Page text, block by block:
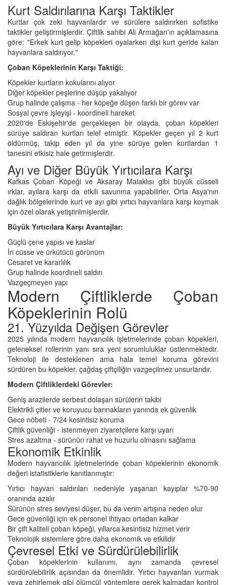
Kurt Saldırılarına Karşı Taktikler
Kurtlar çok zeki hayvanlardır ve sürülere saldırırken sofistike
taktikler geliştirmişlerdir. Çiftlik sahibi Ali Armağan'ın açıklamasına
göre: "Erkek kurt gelip köpekleri oyalarken dişi kurt geride kalan
hayvanlara saldırıyor."
Çoban Köpeklerinin Karşı Taktiği:
Köpekler kurtların kokularını alıyor
Diğer köpekler peşlerine düşüp yakalıyor
Grup halinde çalışma - her köpeğe düşen farklı bir görev var
Sosyal çevre işleyişi - koordineli hareket
2020'de Eskişehir'de gerçekleşen bir olayda, çoban köpekleri
sürüye saldıran kurtları telef etmiştir. Köpekler geçen yıl 2 kurt
öldürmüş, takip eden yıl da yine sürüye gelen kurtlardan 1
tanesini etkisiz hale getirmişlerdir.
Ayı ve Diğer Büyük Yırtıcılara Karşı
Kafkas Çoban Köpeği ve Aksaray Malaklısı gibi büyük cüsseli
ırklar, ayılara karşı da etkili savunma yapabilirler. Orta Asya'nın
dağlık bölgelerinde kurt ve ayı gibi yırtıcı hayvanlara karşı koymak
için özel olarak yetiştirilmişlerdir.
Büyük Yırtıcılara Karşı Avantajlar:
Güçlü çene yapısı ve kaslar
İri cüsse ve ürkütücü görünüm
Cesaret ve kararlılık
Grup halinde koordineli saldırı
Vazgeçmeyen yapı
Modern Çiftliklerde Çoban
Köpeklerinin Rolü
21. Yüzyılda Değişen Görevler
2025 yılında modern hayvancılık işletmelerinde çoban köpekleri,
geleneksel rollerinin yanı sıra yeni sorumluluklar üstlenmektedir.
Teknoloji ile desteklenen ama hala temel koruma görevini
sürdüren bu köpekler, çağdaş çiftçiliğin vazgeçilmez unsurlarıdır.
Modern Çiftliklerdeki Görevler:
Geniş arazilerde serbest dolaşan sürülerin takibi
Elektrikli çitler ve koruyucu barınakların yanında ek güvenlik
Gece nöbeti - 7/24 kesintisiz koruma
Çiftlik güvenliği - istenmeyen ziyaretçilere karşı uyarı
Stres azaltma - sürünün rahat ve huzurlu olmasını sağlama
Ekonomik Etkinlik
Modern hayvancılık işletmelerinde çoban köpeklerinin ekonomik
değeri istatistiklerle kanıtlanmıştır:
Yırtıcı hayvan saldırıları nedeniyle yaşanan kayıplar %70-90
oranında azalır
Sürünün stres seviyesi düşer, bu da verim artışına neden olur
Gece güvenliği için ek personel ihtiyacı ortadan kalkar
Bir çift kaliteli çoban köpeği, yıllarca kesintisiz hizmet verir
Teknolojik sistemlere göre daha ekonomik ve etkilidir
Çevresel Etki ve Sürdürülebilirlik
Çoban köpeklerinin kullanımı, aynı zamanda çevresel
sürdürülebilirlik açısından da önemlidir. Yırtıcı hayvanları vurmak
veya zehirlemek gibi ölümcül yöntemlere gerek kalmadan kontrol